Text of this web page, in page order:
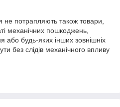
не потрапляють також товари,
механічних пошкоджень,
або будь-яких інших зовнішніх
без слідів механічного впливу